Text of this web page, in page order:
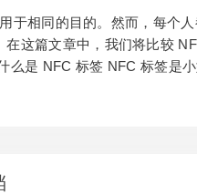
于相同的目的。然而，每个
这篇文章中，我们将比较
是 NFC 标签 NFC 标签是